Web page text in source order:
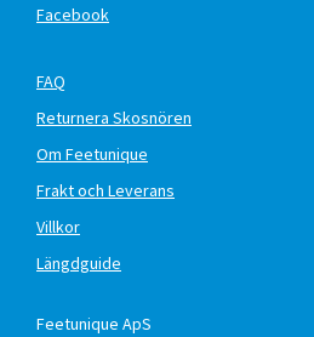
Facebook
FAQ
Returnera Skosnören
Om Feetunique
Frakt och Leverans
Villkor
Längdguide
Feetunique ApS